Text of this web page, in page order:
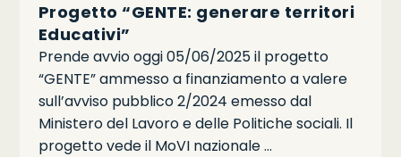
Progetto “GENTE: generare territori
Educativi”
Prende avvio oggi 05/06/2025 il progetto
“GENTE” ammesso a finanziamento a valere
sull’avviso pubblico 2/2024 emesso dal
Ministero del Lavoro e delle Politiche sociali. Il
progetto vede il MoVI nazionale …